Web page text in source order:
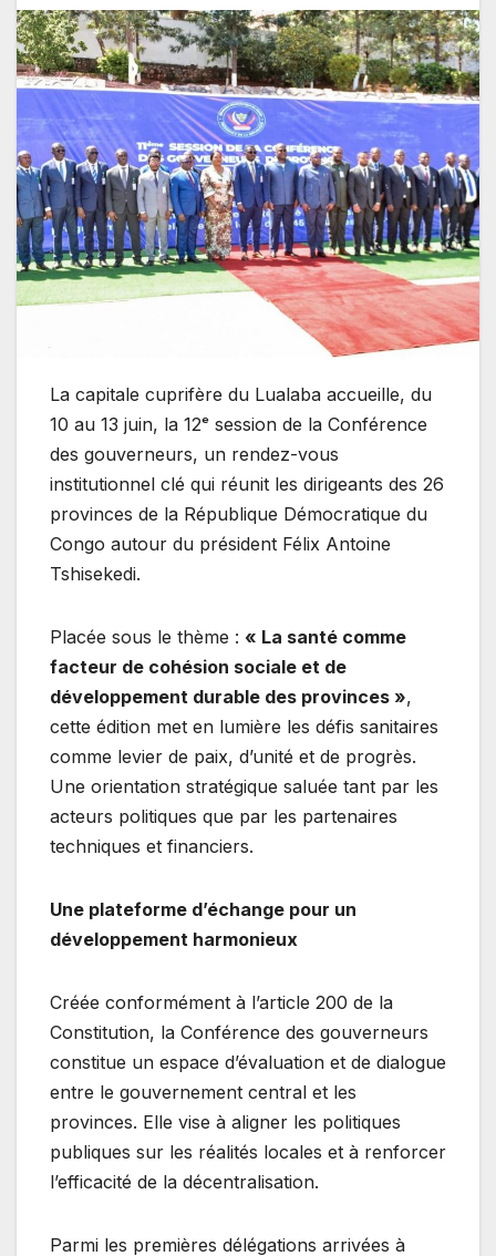
La capitale cuprifère du Lualaba accueille, du
10 au 13 juin, la 12ᵉ session de la Conférence
des gouverneurs, un rendez-vous
institutionnel clé qui réunit les dirigeants des 26
provinces de la République Démocratique du
Congo autour du président Félix Antoine
Tshisekedi.
Placée sous le thème : « La santé comme
facteur de cohésion sociale et de
développement durable des provinces »,
cette édition met en lumière les défis sanitaires
comme levier de paix, d’unité et de progrès.
Une orientation stratégique saluée tant par les
acteurs politiques que par les partenaires
techniques et financiers.
Une plateforme d’échange pour un
développement harmonieux
Créée conformément à l’article 200 de la
Constitution, la Conférence des gouverneurs
constitue un espace d’évaluation et de dialogue
entre le gouvernement central et les
provinces. Elle vise à aligner les politiques
publiques sur les réalités locales et à renforcer
l’efficacité de la décentralisation.
Parmi les premières délégations arrivées à